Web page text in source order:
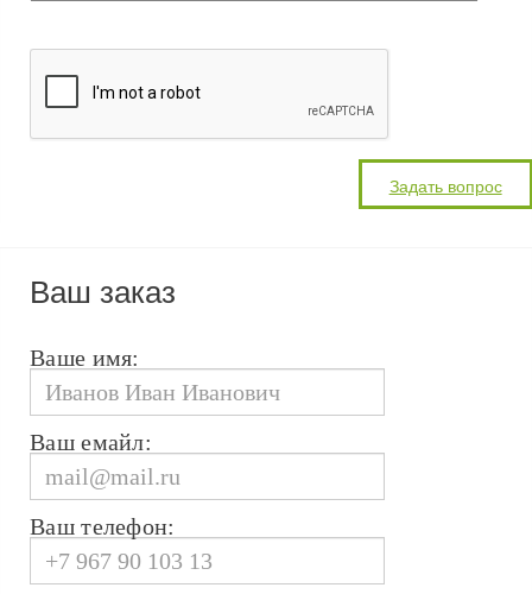
Ваш заказ
Ваше имя:
Ваш емайл:
Ваш телефон: